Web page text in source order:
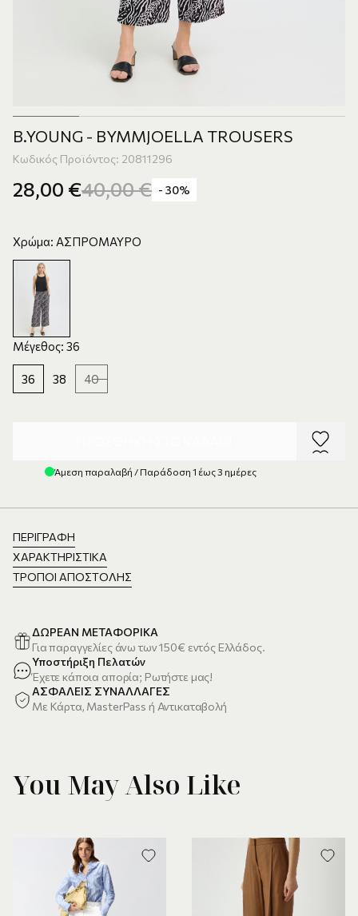
B.YOUNG - BYMMJOELLA TROUSERS
Κωδικός Προϊόντος: 20811296
40,00€
28,00 € - 30%
Χρώμα: ΑΣΠΡΟΜΑΥΡΟ
Μέγεθος: 36
36 38 40
Άμεση παραλαβή / Παράδοση 1 έως 3 ημέρες
ΠΕΡΙΓΡΑΦΉ
ΧΑΡΑΚΤΗΡΙΣΤΙΚΆ
ΤΡΌΠΟΙ ΑΠΟΣΤΟΛΉΣ
ΔΩΡΕΑΝ ΜΕΤΑΦΟΡΙΚΑ
Για παραγγελίες άνω των 150€ εντός Ελλάδος.
Υποστήριξη Πελατών
Έχετε κάποια απορία; Ρωτήστε μας!
ΑΣΦΑΛΕΙΣ ΣΥΝΑΛΛΑΓΕΣ
Με Κάρτα, MasterPass ή Αντικαταβολή
You May Also Like